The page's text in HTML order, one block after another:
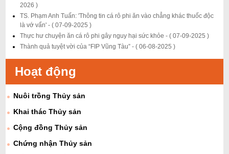
2026 )
TS. Phạm Anh Tuấn: 'Thông tin cá rô phi ăn vào chẳng khác thuốc độc
là vớ vẩn' -( 07-09-2025 )
Thực hư chuyện ăn cá rô phi gây nguy hại sức khỏe -( 07-09-2025 )
Thành quả tuyệt vời của “FIP Vũng Tàu” -( 06-08-2025 )
Hoạt động
Nuôi trồng Thủy sản
Khai thác Thủy sản
Cộng đồng Thủy sản
Chứng nhận Thủy sản